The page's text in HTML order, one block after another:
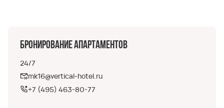
Бронирование апартаментов
24/7
mk16@vertical-hotel.ru
+7 (495) 463-80-77